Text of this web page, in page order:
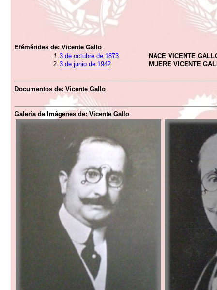
Efémérides de: Vicente Gallo
1. 3 de octubre de 1873
NACE VICENTE
2. 3 de junio de 1942 MUERE VICENTE
Documentos de: Vicente Gallo
Galería de Imágenes de:Vicente Gallo